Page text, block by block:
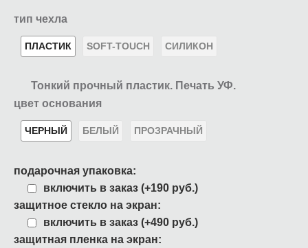
тип чехла
ПЛАСТИК SOFT-TOUCH СИЛИКОН
Тонкий прочный пластик. Печать УФ.
цвет основания
ЧЕРНЫЙ БЕЛЫЙ ПРОЗРАЧНЫЙ
подарочная упаковка:
включить в заказ (+190 руб.)
защитное стекло на экран:
включить в заказ (+490 руб.)
защитная пленка на экран: